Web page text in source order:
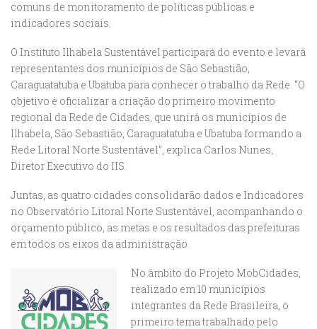
comuns de monitoramento de políticas públicas e
indicadores sociais.
O Instituto Ilhabela Sustentável participará do evento e levará
representantes dos municípios de São Sebastião,
Caraguatatuba e Ubatuba para conhecer o trabalho da Rede. “O
objetivo é oficializar a criação do primeiro movimento
regional da Rede de Cidades, que unirá os municípios de
Ilhabela, São Sebastião, Caraguatatuba e Ubatuba formando a
Rede Litoral Norte Sustentável”, explica Carlos Nunes,
Diretor Executivo do IIS.
Juntas, as quatro cidades consolidarão dados e Indicadores
no Observatório Litoral Norte Sustentável, acompanhando o
orçamento público, as metas e os resultados das prefeituras
em todos os eixos da administração.
No âmbito do Projeto MobCidades,
realizado em 10 municípios
integrantes da Rede Brasileira, o
primeiro tema trabalhado pelo